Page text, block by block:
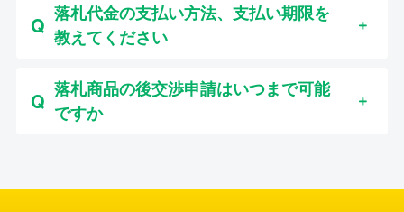
落札代金の支払い方法、支払い期限を
教えてください
落札商品の後交渉申請はいつまで可能
ですか